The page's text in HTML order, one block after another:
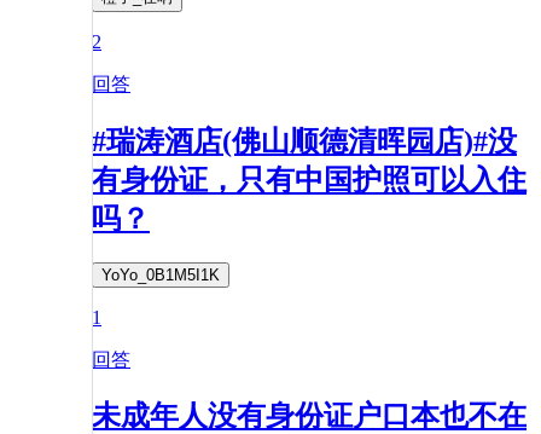
2
回答
#瑞涛酒店(佛山顺德清晖园店)#没
有身份证，只有中国护照可以入住
吗？
YoYo_0B1M5I1K
1
回答
未成年人没有身份证户口本也不在